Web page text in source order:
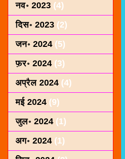
नव॰ 2023 (4)
दिस॰ 2023 (2)
जन॰ 2024 (5)
फ़र॰ 2024 (3)
अप्रैल 2024 (4)
मई 2024 (9)
जुल॰ 2024 (1)
अग॰ 2024 (1)